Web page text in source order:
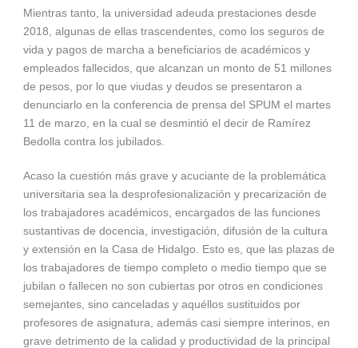
Mientras tanto, la universidad adeuda prestaciones desde
2018, algunas de ellas trascendentes, como los seguros de
vida y pagos de marcha a beneficiarios de académicos y
empleados fallecidos, que alcanzan un monto de 51 millones
de pesos, por lo que viudas y deudos se presentaron a
denunciarlo en la conferencia de prensa del SPUM el martes
11 de marzo, en la cual se desmintió el decir de Ramírez
Bedolla contra los jubilados.
Acaso la cuestión más grave y acuciante de la problemática
universitaria sea la desprofesionalización y precarización de
los trabajadores académicos, encargados de las funciones
sustantivas de docencia, investigación, difusión de la cultura
y extensión en la Casa de Hidalgo. Esto es, que las plazas de
los trabajadores de tiempo completo o medio tiempo que se
jubilan o fallecen no son cubiertas por otros en condiciones
semejantes, sino canceladas y aquéllos sustituidos por
profesores de asignatura, además casi siempre interinos, en
grave detrimento de la calidad y productividad de la principal